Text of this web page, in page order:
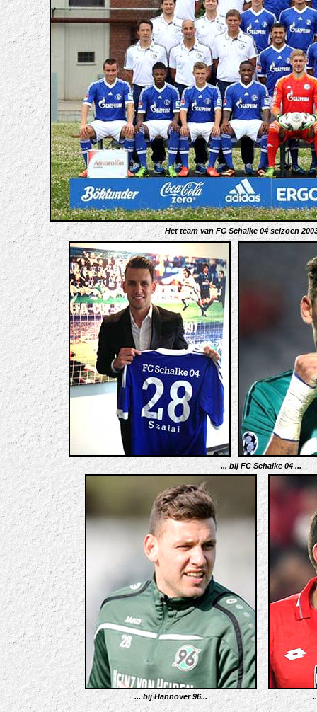
Het team van FC Schalke 04 seizoen
... bij FC Schalke 04 ...
... bijHannover 96...